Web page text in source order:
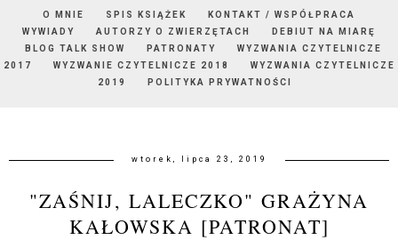
O MNIE SPIS KSIĄŻEK
KONTAKT / WSPÓŁPRACA
WYWIADY
AUTORZY O ZWIERZĘTACH
DEBIUT NA MIARĘ
BLOG TALK SHOW
PATRONATY
WYZWANIA CZYTELNICZE
2017
WYZWANIE CZYTELNICZE 2018
WYZWANIA CZYTELNICZE
2019
POLITYKA PRYWATNOŚCI
wtorek, lipca 23, 2019
"ZAŚNIJ, LALECZKO" GRAŻYNA
KAŁOWSKA [PATRONAT]